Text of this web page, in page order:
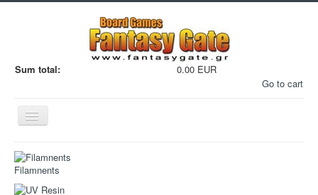
Sum total:
0.00 EUR
Go to cart
Εναλλαγή
πλοήγησης
Filamnents